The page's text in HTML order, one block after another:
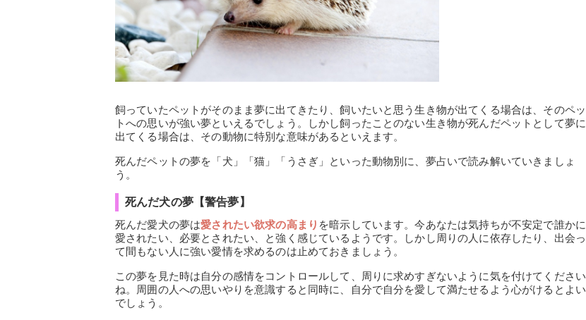
飼っていたペットがそのまま夢に出てきたり、飼いたいと思う生き物が出てくる場合は、そのペッ
トへの思いが強い夢といえるでしょう。しかし飼ったことのない生き物が死んだペットとして夢に
出てくる場合は、その動物に特別な意味があるといえます。
死んだペットの夢を「犬」「猫」「うさぎ」といった動物別に、夢占いで読み解いていきましょ
う。
死んだ犬の夢【警告夢】
死んだ愛犬の夢は愛されたい欲求の高まり を暗示しています。今あなたは気持ちが不安定で誰かに
愛されたい、必要とされたい、と強く感じているようです。しかし周りの人に依存したり、出会っ
て間もない人に強い愛情を求めるのは止めておきましょう。
この夢を見た時は自分の感情をコントロールして、周りに求めすぎないように気を付けてください
ね。周囲の人への思いやりを意識すると同時に、自分で自分を愛して満たせるよう心がけるとよい
でしょう。